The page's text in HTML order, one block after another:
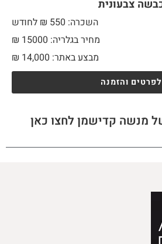
צבעונית
השכרה: 550 ₪ לחודש
מחיר בגלריה: 15000 ₪
מבצע באתר:
₪ 14,000
לפרטים והזמנה
מנשה קדישמן לחצו כאן